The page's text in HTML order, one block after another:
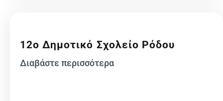
12ο Δημοτικό Σχολείο Ρόδου
Διαβάστε περισσότερα